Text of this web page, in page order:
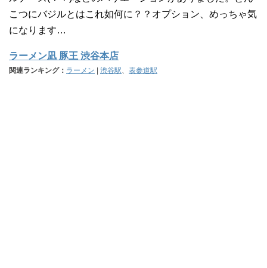
こつにバジルとはこれ如何に？？オプション、めっちゃ気
になります…
ラーメン凪 豚王 渋谷本店
関連ランキング： ラーメン | 渋谷駅 表参道駅